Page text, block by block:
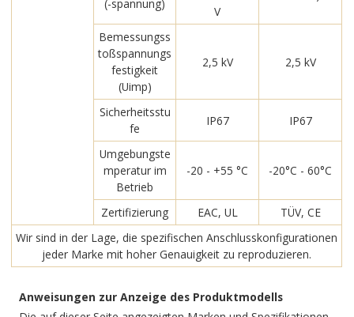
(-spannung)
V
Bemessungss
toßspannungs
festigkeit
(Uimp)
2,5 kV 2,5 kV
Sicherheitsstu
fe
IP67 IP67
Umgebungste
mperatur im
Betrieb
-20 - +55 °C -20°C - 60°C
Zertifizierung EAC, UL
TÜV, CE
Wir sind in der Lage, die spezifischen Anschlusskonfigurationen
jeder Marke mit hoher Genauigkeit zu reproduzieren.
Anweisungen zur Anzeige des Produktmodells